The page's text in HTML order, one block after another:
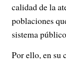
calidad de la
poblaciones
sistema
Por ello, en su